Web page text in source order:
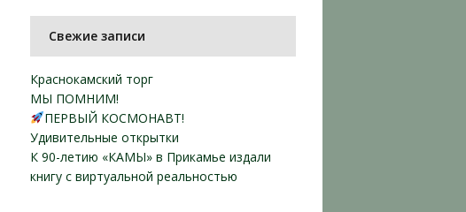
Свежие записи
Краснокамский торг
МЫ ПОМНИМ!
ПЕРВЫЙ КОСМОНАВТ!
Удивительные открытки
К 90-летию «КАМЫ» в Прикамье издали
книгу с виртуальной реальностью